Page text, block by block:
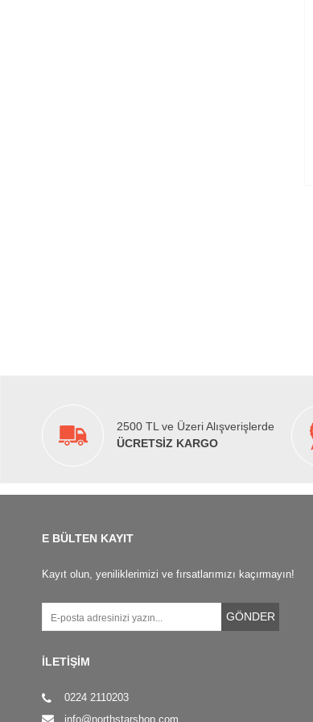
2500 TL ve Üzeri Alışverişlerde
ÜCRETSİZ KARGO
E BÜLTEN KAYIT
Kayıt olun, yeniliklerimizi ve fırsatlarımızı kaçırmayın!
GÖNDER
İLETİŞİM
0224 2110203
info@northstarshop.com